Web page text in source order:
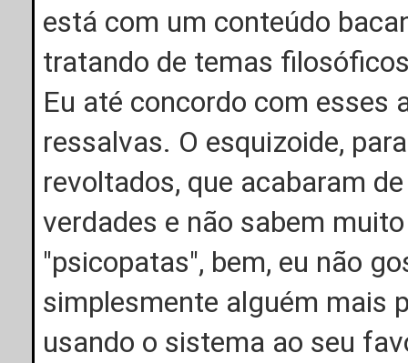
está com um conteúdo
tratando de temas
Eu até concordo com esses
ressalvas. O esquizoide,
revoltados, que acabaram
verdades e não sabem
"psicopatas", bem, eu não
simplesmente alguém mais
usando o sistema ao seu